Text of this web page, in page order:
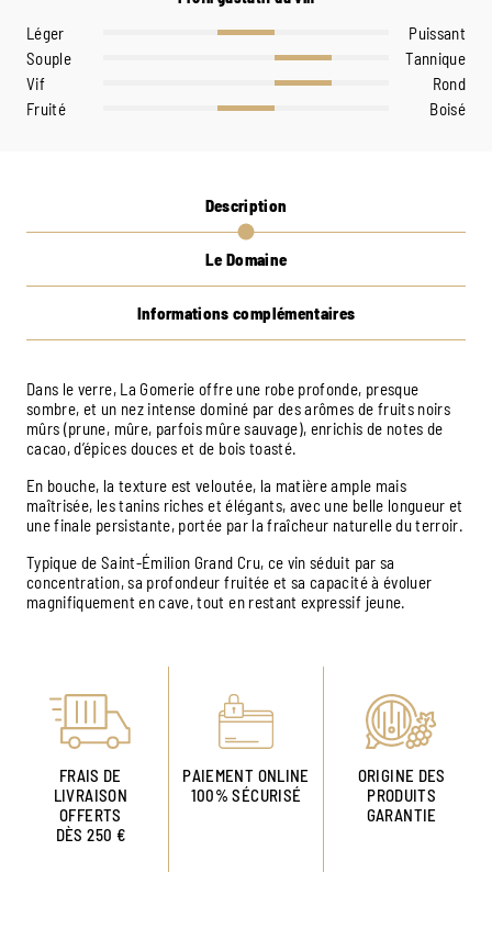
Léger
Puissant
Souple
Tannique
Vif
Rond
Fruité
Boisé
Description
Le Domaine
Informations complémentaires
Dans le verre, La Gomerie offre une robe profonde, presque
sombre, et un nez intense dominé par des arômes de fruits noirs
mûrs (prune, mûre, parfois mûre sauvage), enrichis de notes de
cacao, d’épices douces et de bois toasté.
En bouche, la texture est veloutée, la matière ample mais
maîtrisée, les tanins riches et élégants, avec une belle longueur et
une finale persistante, portée par la fraîcheur naturelle du terroir.
Typique de Saint‑Émilion Grand Cru, ce vin séduit par sa
concentration, sa profondeur fruitée et sa capacité à évoluer
magnifiquement en cave, tout en restant expressif jeune.
FRAIS DE
LIVRAISON
OFFERTS
DÈS 250 €
PAIEMENT ONLINE
100% SÉCURISÉ
ORIGINE DES
PRODUITS
GARANTIE